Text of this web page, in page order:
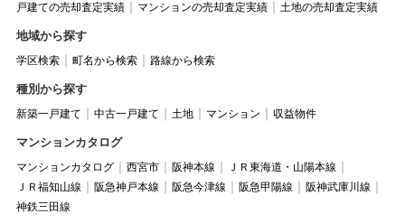
戸建ての売却査定実績
マンションの売却査定実績 土地の売却査定実績
地域から探す
学区検索 町名から検索 路線から検索
種別から探す
新築一戸建て 中古一戸建て 土地 マンション 収益物件
マンションカタログ
マンションカタログ 西宮市 阪神本線
ＪＲ東海道・山陽本線
ＪＲ福知山線
阪急神戸本線 阪急今津線 阪急甲陽線
阪神武庫川線
神鉄三田線